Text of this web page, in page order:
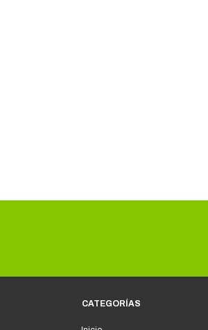
CATEGORÍAS